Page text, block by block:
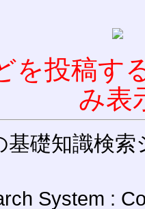
を投稿す
み表
礎知識検索
System :